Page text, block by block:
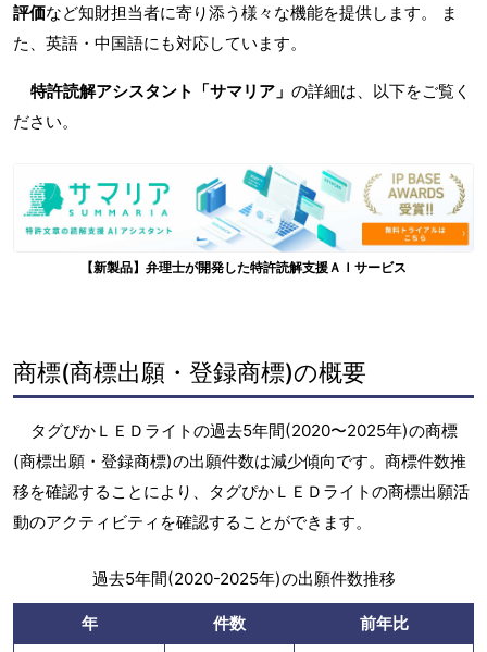
評価など知財担当者に寄り添う様々な機能を提供します。 ま
た、英語・中国語にも対応しています。
特許読解アシスタント「サマリア」 の詳細は、以下をご覧く
ださい。
【新製品】弁理士が開発した特許読解支援ＡＩサービス
商標(商標出願・登録商標)の概要
タグぴかＬＥＤライトの過去5年間(2020〜2025年)の商標
(商標出願・登録商標)の出願件数は減少傾向です。商標件数推
移を確認することにより、タグぴかＬＥＤライトの商標出願活
動のアクティビティを確認することができます。
過去5年間(2020-2025年)の出願件数推移
年 件数
前年比